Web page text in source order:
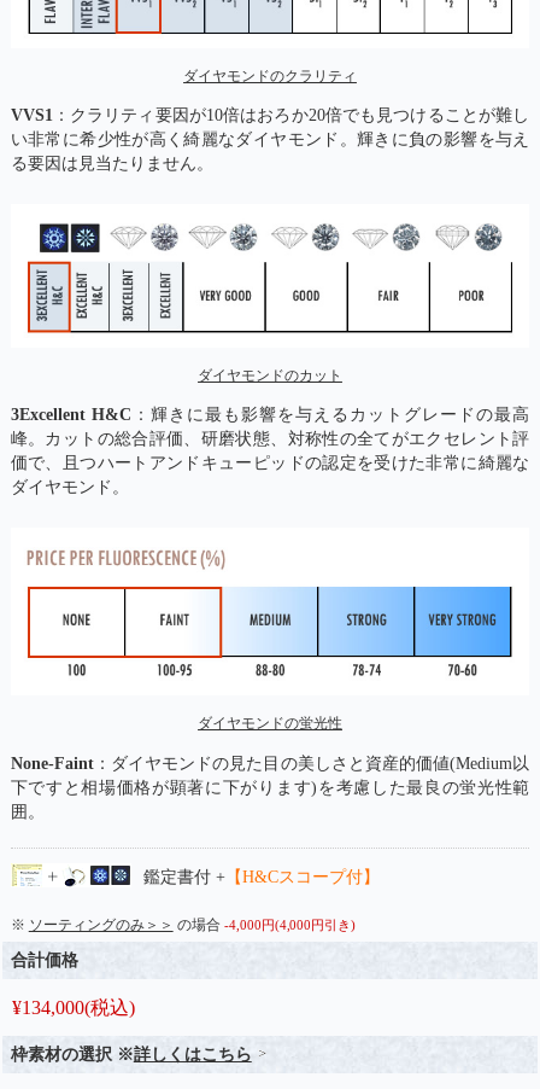
ダイヤモンドのクラリティ
VVS1：クラリティ要因が10倍はおろか20倍でも見つけることが難し
い非常に希少性が高く綺麗なダイヤモンド。輝きに負の影響を与え
る要因は見当たりません。
ダイヤモンドのカット
3Excellent H&C ：輝きに最も影響を与えるカットグレードの最高
峰。カットの総合評価、研磨状態、対称性の全てがエクセレント評
価で、且つハートアンドキューピッドの認定を受けた非常に綺麗な
ダイヤモンド。
ダイヤモンドの蛍光性
None-Faint：ダイヤモンドの見た目の美しさと資産的価値(Medium以
下ですと相場価格が顕著に下がります)を考慮した最良の蛍光性範
囲。
鑑定書付 +【H&Cスコープ付】
※ ソーティングのみ＞＞ の場合 -4,000円(4,000円引き)
合計価格
¥134,000(税込)
枠素材の選択 ※詳しくはこちら